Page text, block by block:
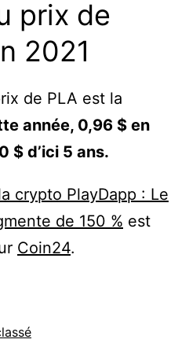
prix de
2021
de PLA est la
année, 0,96 $ en
$ d’ici 5 ans.
crypto PlayDapp : Le
de 150 % est
Coin24.